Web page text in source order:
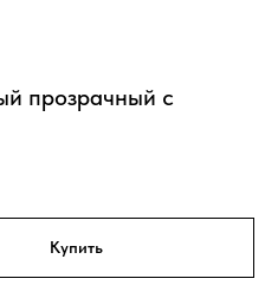
прозрачный с
Купить